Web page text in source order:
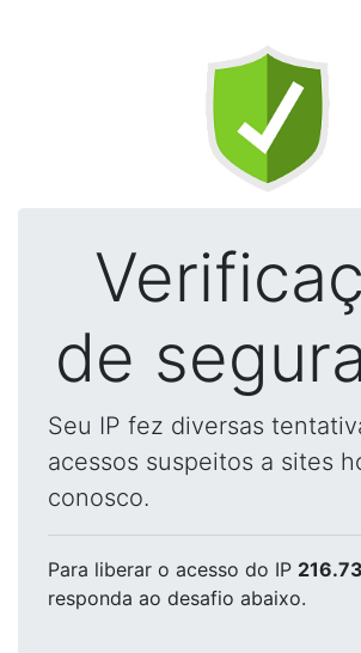
de
Seu IP fez diversas
acessos suspeitos a sites
conosco.
Para liberar o acesso do IP
responda ao desafio abaixo.